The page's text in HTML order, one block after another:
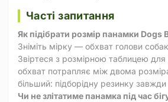
Часті запитання
Як підібрати розмір панамки Dogs
Зніміть мірку — обхват голови
Звіртеся з розмірною таблицею для
обхват потрапляє між двома
більший: підборідну резинку
Чи не злітатиме панамка під час